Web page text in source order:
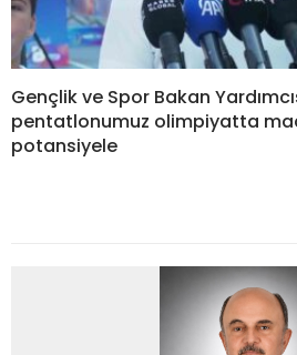
Gençlik ve Spor Bakan
pentatlonumuz olimpiyatta
potansiyele